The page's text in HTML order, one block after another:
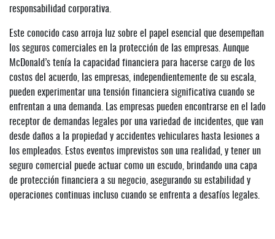
responsabilidad corporativa.
Este conocido caso arroja luz sobre el papel esencial que desempeñan
los seguros comerciales en la protección de las empresas. Aunque
McDonald’s tenía la capacidad financiera para hacerse cargo de los
costos del acuerdo, las empresas, independientemente de su escala,
pueden experimentar una tensión financiera significativa cuando se
enfrentan a una demanda. Las empresas pueden encontrarse en el lado
receptor de demandas legales por una variedad de incidentes, que van
desde daños a la propiedad y accidentes vehiculares hasta lesiones a
los empleados. Estos eventos imprevistos son una realidad, y tener un
seguro comercial puede actuar como un escudo, brindando una capa
de protección financiera a su negocio, asegurando su estabilidad y
operaciones continuas incluso cuando se enfrenta a desafíos legales.